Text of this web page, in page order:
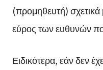
(προμηθευτή) σχετικά
εύρος των ευθυνών
Ειδικότερα, εάν δεν